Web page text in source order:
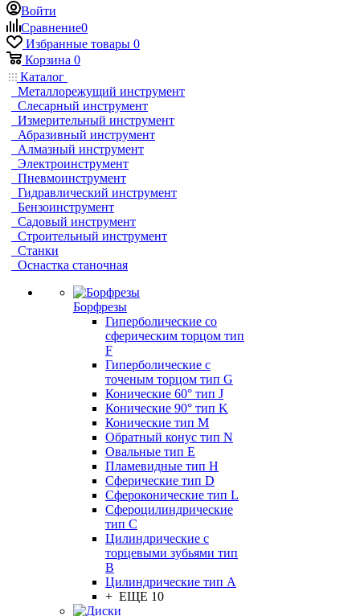
Войти
Сравнение0
Избранные товары 0
Корзина 0
Каталог
Металлорежущий инструмент
Слесарный инструмент
Измерительный инструмент
Абразивный инструмент
Алмазный инструмент
Электроинструмент
Пневмоинструмент
Гидравлический инструмент
Бензоинструмент
Садовый инструмент
Строительный инструмент
Станки
Оснастка станочная
Борфрезы
Гиперболические cо
сферическим торцом тип
F
Гиперболические с
точеным торцом тип G
Конические 60° тип J
Конические 90° тип K
Конические тип M
Обратный конус тип N
Овальные тип E
Пламевидные тип H
Сферические тип D
Сфероконические тип L
Сфероцилиндрические
тип C
Цилиндрические с
торцевыми зубьями тип
B
Цилиндрические тип А
+ ЕЩЕ 10